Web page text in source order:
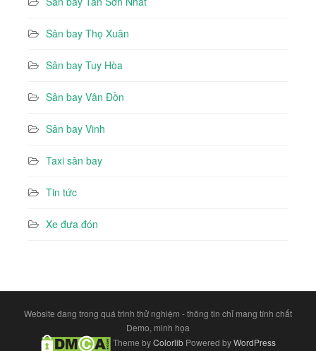
Sân bay Thọ Xuân
Sân bay Tuy Hòa
Sân bay Vân Đồn
Sân bay Vinh
Taxi sân bay
Tin tức
Xe đưa đón
Website đang trong quá trình thử nghiệm - thông tin chỉ mang tính chất
Demo, minh họa
Theme byColorlibPowered byWordPress